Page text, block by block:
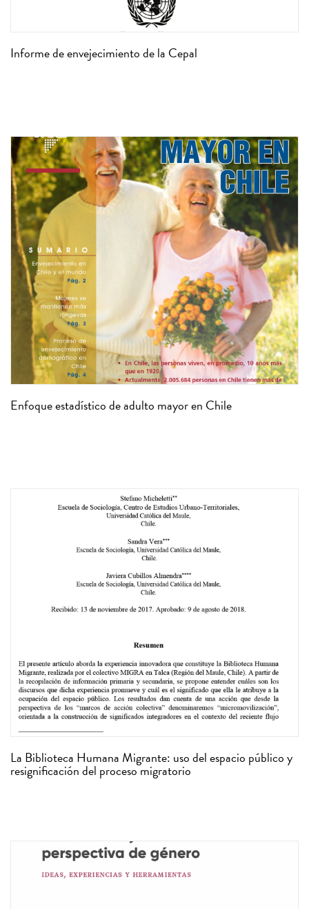
Informe de envejecimiento de la Cepal
Enfoque estadístico de adulto mayor en Chile
La Biblioteca Humana Migrante: uso del espacio público y
resignificación del proceso migratorio